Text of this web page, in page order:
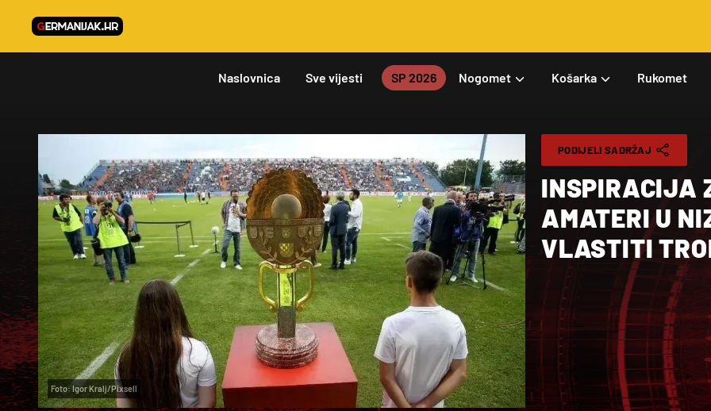
Naslovnica Sve vijesti SP 2026 Nogomet Košarka Rukomet
Foto: Igor Kralj/Pixsell
PODIJELI SADRŽAJ
INSPIRACIJA
AMATERI U
VLASTITI